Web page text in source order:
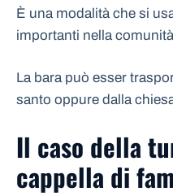
È una modalità che si
importanti nella
La bara può esser
santo oppure dalla
Il caso della
cappella di